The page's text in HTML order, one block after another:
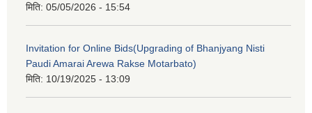
मिति: 05/05/2026 - 15:54
Invitation for Online Bids(Upgrading of Bhanjyang Nisti
Paudi Amarai Arewa Rakse Motarbato)
मिति: 10/19/2025 - 13:09